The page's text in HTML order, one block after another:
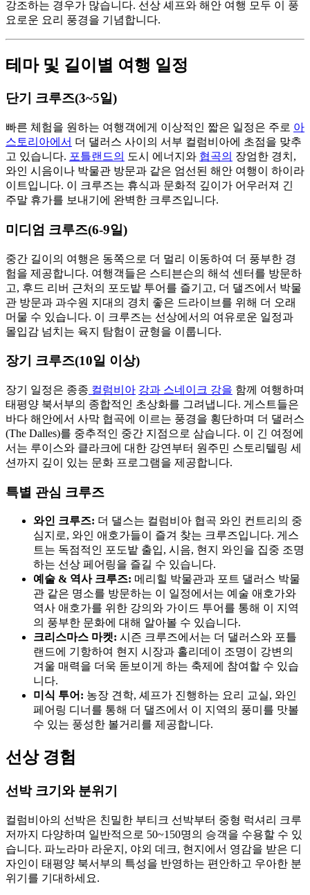
강조하는 경우가 많습니다. 선상 셰프와 해안 여행 모두 이 풍
요로운 요리 풍경을 기념합니다.
테마 및 길이별 여행 일정
단기 크루즈(3~5일)
빠른 체험을 원하는 여행객에게 이상적인 짧은 일정은 주로 아
스토리아에서 더 댈러스 사이의 서부 컬럼비아에 초점을 맞추
고 있습니다. 포틀랜드의 도시 에너지와 협곡의 장엄한 경치,
와인 시음이나 박물관 방문과 같은 엄선된 해안 여행이 하이라
이트입니다. 이 크루즈는 휴식과 문화적 깊이가 어우러져 긴
주말 휴가를 보내기에 완벽한 크루즈입니다.
미디엄 크루즈(6-9일)
중간 길이의 여행은 동쪽으로 더 멀리 이동하여 더 풍부한 경
험을 제공합니다. 여행객들은 스티븐슨의 해석 센터를 방문하
고, 후드 리버 근처의 포도밭 투어를 즐기고, 더 댈즈에서 박물
관 방문과 과수원 지대의 경치 좋은 드라이브를 위해 더 오래
머물 수 있습니다. 이 크루즈는 선상에서의 여유로운 일정과
몰입감 넘치는 육지 탐험이 균형을 이룹니다.
장기 크루즈(10일 이상)
장기 일정은 종종 컬럼비아 강과 스네이크 강을 함께 여행하며
태평양 북서부의 종합적인 초상화를 그려냅니다. 게스트들은
바다 해안에서 사막 협곡에 이르는 풍경을 횡단하며 더 댈러스
(The Dalles)를 중추적인 중간 지점으로 삼습니다. 이 긴 여정에
서는 루이스와 클라크에 대한 강연부터 원주민 스토리텔링 세
션까지 깊이 있는 문화 프로그램을 제공합니다.
특별 관심 크루즈
와인 크루즈: 더 댈스는 컬럼비아 협곡 와인 컨트리의 중
심지로, 와인 애호가들이 즐겨 찾는 크루즈입니다. 게스
트는 독점적인 포도밭 출입, 시음, 현지 와인을 집중 조명
하는 선상 페어링을 즐길 수 있습니다.
예술 & 역사 크루즈: 메리힐 박물관과 포트 댈러스 박물
관 같은 명소를 방문하는 이 일정에서는 예술 애호가와
역사 애호가를 위한 강의와 가이드 투어를 통해 이 지역
의 풍부한 문화에 대해 알아볼 수 있습니다.
크리스마스 마켓: 시즌 크루즈에서는 더 댈러스와 포틀
랜드에 기항하여 현지 시장과 홀리데이 조명이 강변의
겨울 매력을 더욱 돋보이게 하는 축제에 참여할 수 있습
니다.
미식 투어: 농장 견학, 셰프가 진행하는 요리 교실, 와인
페어링 디너를 통해 더 댈즈에서 이 지역의 풍미를 맛볼
수 있는 풍성한 볼거리를 제공합니다.
선상 경험
선박 크기와 분위기
컬럼비아의 선박은 친밀한 부티크 선박부터 중형 럭셔리 크루
저까지 다양하며 일반적으로 50~150명의 승객을 수용할 수 있
습니다. 파노라마 라운지, 야외 데크, 현지에서 영감을 받은 디
자인이 태평양 북서부의 특성을 반영하는 편안하고 우아한 분
위기를 기대하세요.